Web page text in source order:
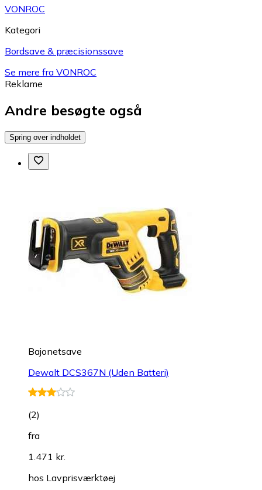
VONROC
Kategori
Bordsave & præcisionssave
Se mere fra VONROC
Reklame
Andre besøgte også
Spring over indholdet
Bajonetsave
Dewalt DCS367N (Uden Batteri)
(2)
fra
1.471 kr.
hos Lavprisværktøej